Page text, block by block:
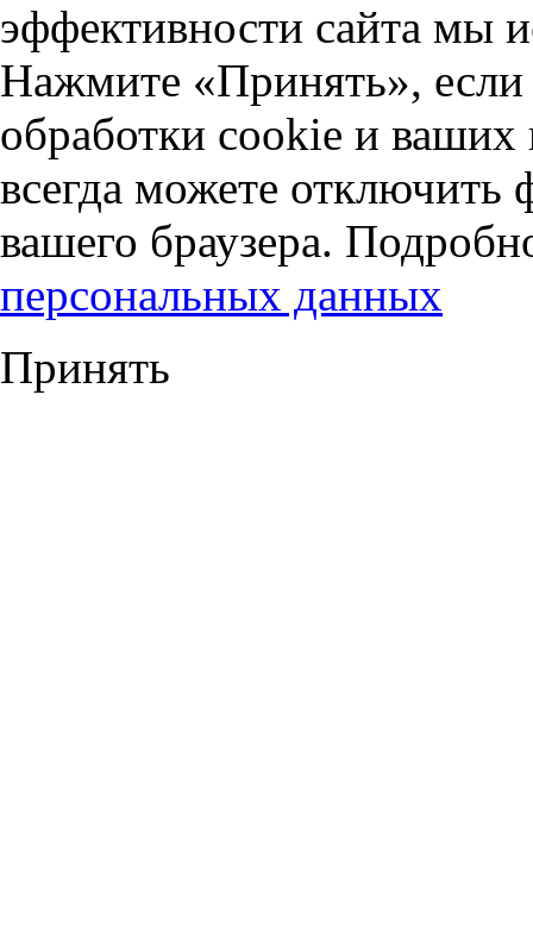
эффективности сайта мы
Нажмите «Принять», если
обработки cookie и
всегда можете отключить
вашего браузера.
персональных данных
Принять